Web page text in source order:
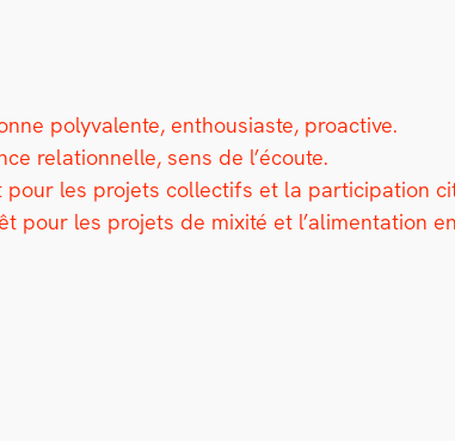
poly­va­lente, ent­hou­si­aste, proac­tive.
rela­tion­nelle, sens de l’écoute.
pour les pro­jets col­lec­tifs et la par­tic­i­pa­tion
pour les pro­jets de mix­ité et l’alimentation